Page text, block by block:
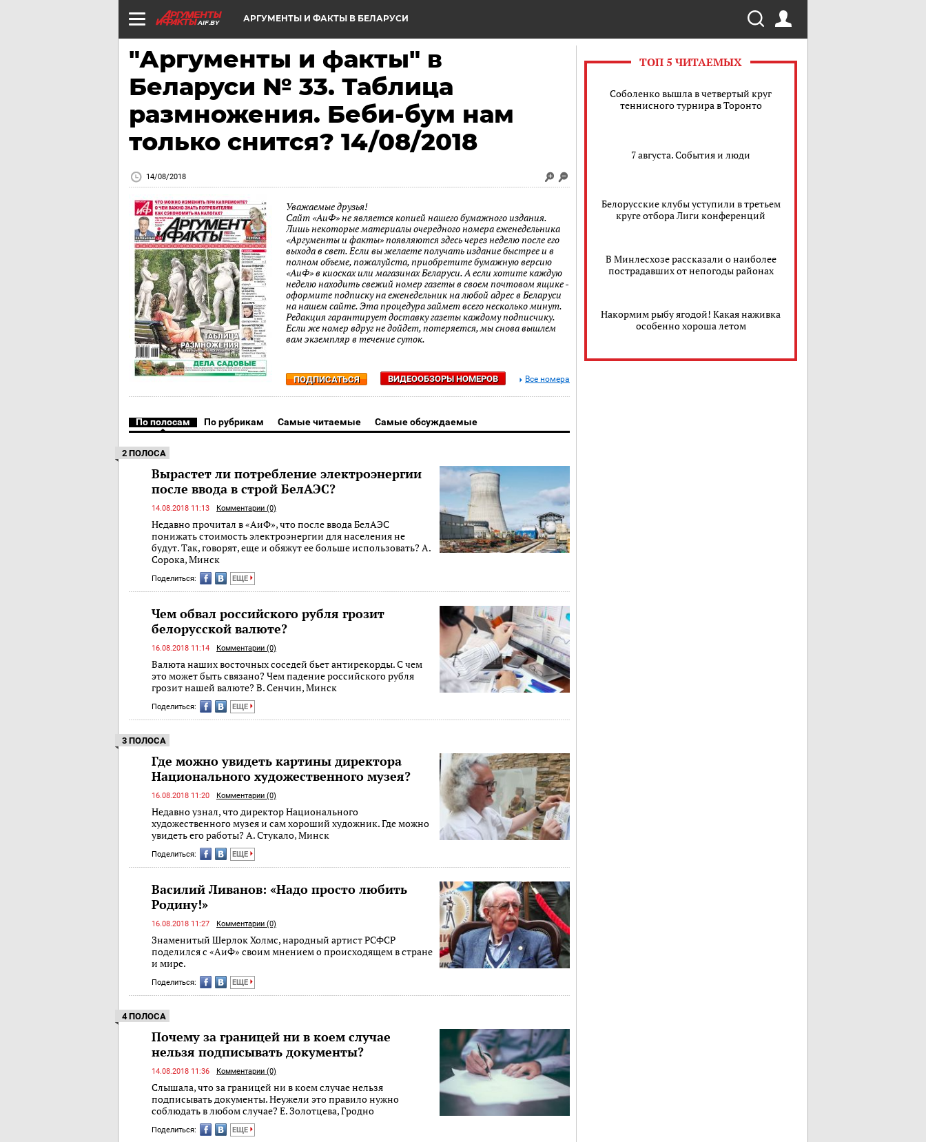
AIF.BY АРГУМЕНТЫ И ФАКТЫ В БЕЛАРУСИ
"Аргументы и факты" в
Беларуси № 33. Таблица
размножения. Беби-бум нам
только снится? 14/08/2018
14/08/2018
Уважаемые друзья!
Сайт «АиФ» не является копией нашего бумажного издания.
Лишь некоторые материалы очередного номера еженедельника
«Аргументы и факты» появляются здесь через неделю после его
выхода в свет. Если вы желаете получать издание быстрее и в
полном объеме, пожалуйста, приобретите бумажную версию
«АиФ» в киосках или магазинах Беларуси. А если хотите каждую
неделю находить свежий номер газеты в своем почтовом ящике -
оформите подписку на еженедельник на любой адрес в Беларуси
на нашем сайте. Эта процедура займет всего несколько минут.
Редакция гарантирует доставку газеты каждому подписчику.
Если же номер вдруг не дойдет, потеряется, мы снова вышлем
вам экземпляр в течение суток.
ПОДПИСАТЬСЯ ВИДЕООБЗОРЫ НОМЕРОВ Все номера
По полосам По рубрикам Самые читаемые Самые обсуждаемые
2 ПОЛОСА
Вырастет ли потребление электроэнергии
после ввода в строй БелАЭС?
14.08.2018 11:13 Комментарии (0)
Недавно прочитал в «АиФ», что после ввода БелАЭС
понижать стоимость электроэнергии для населения не
будут. Так, говорят, еще и обяжут ее больше использовать? А.
Сорока, Минск
Поделиться: ЕЩЕ
Чем обвал российского рубля грозит
белорусской валюте?
16.08.2018 11:14 Комментарии (0)
Валюта наших восточных соседей бьет антирекорды. С чем
это может быть связано? Чем падение российского рубля
грозит нашей валюте? В. Сенчин, Минск
Поделиться: ЕЩЕ
3 ПОЛОСА
Где можно увидеть картины директора
Национального художественного музея?
16.08.2018 11:20 Комментарии (0)
Недавно узнал, что директор Национального
художественного музея и сам хороший художник. Где можно
увидеть его работы? А. Стукало, Минск
Поделиться: ЕЩЕ
Василий Ливанов: «Надо просто любить
Родину!»
16.08.2018 11:27 Комментарии (0)
Знаменитый Шерлок Холмс, народный артист РСФСР
поделился с «АиФ» своим мнением о происходящем в стране
и мире.
Поделиться: ЕЩЕ
4 ПОЛОСА
Почему за границей ни в коем случае
нельзя подписывать документы?
14.08.2018 11:36 Комментарии (0)
Слышала, что за границей ни в коем случае нельзя
подписывать документы. Неужели это правило нужно
соблюдать в любом случае? Е. Золотцева, Гродно
Поделиться: ЕЩЕ
ТОП 5 ЧИТАЕМЫХ
Соболенко вышла в четвертый круг
теннисного турнира в Торонто
7 августа. События и люди
Белорусские клубы уступили в третьем
круге отбора Лиги конференций
В Минлесхозе рассказали о наиболее
пострадавших от непогоды районах
Накормим рыбу ягодой! Какая наживка
особенно хороша летом